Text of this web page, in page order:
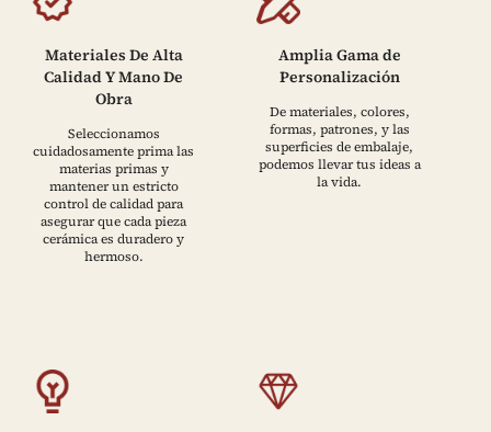
Materiales De Alta
Calidad Y Mano De
Obra
Seleccionamos
cuidadosamente prima las
materias primas y
mantener un estricto
control de calidad para
asegurar que cada pieza
cerámica es duradero y
hermoso.
Amplia Gama de
Personalización
De materiales, colores,
formas, patrones, y las
superficies de embalaje,
podemos llevar tus ideas a
la vida.